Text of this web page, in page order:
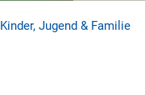
Kinder, Jugend & Familie